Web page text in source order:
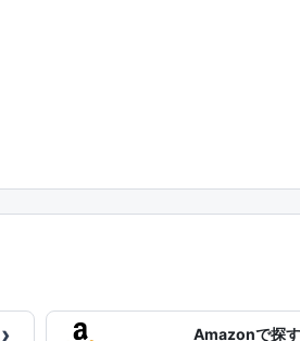
› Amazonで探す